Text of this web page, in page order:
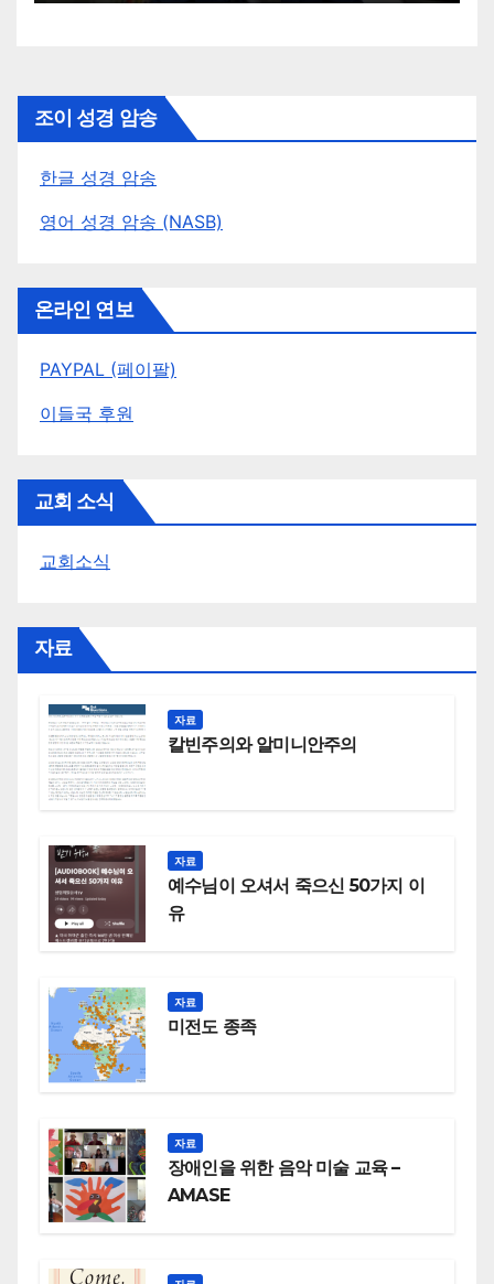
조이 성경 암송
한글 성경 암송
영어 성경 암송 (NASB)
온라인 연보
PAYPAL (페이팔)
이들국 후원
교회 소식
교회소식
자료
자료
칼빈주의와 알미니안주의
자료
예수님이 오셔서 죽으신 50가지 이
유
자료
미전도 종족
자료
장애인을 위한 음악 미술 교육 –
AMASE